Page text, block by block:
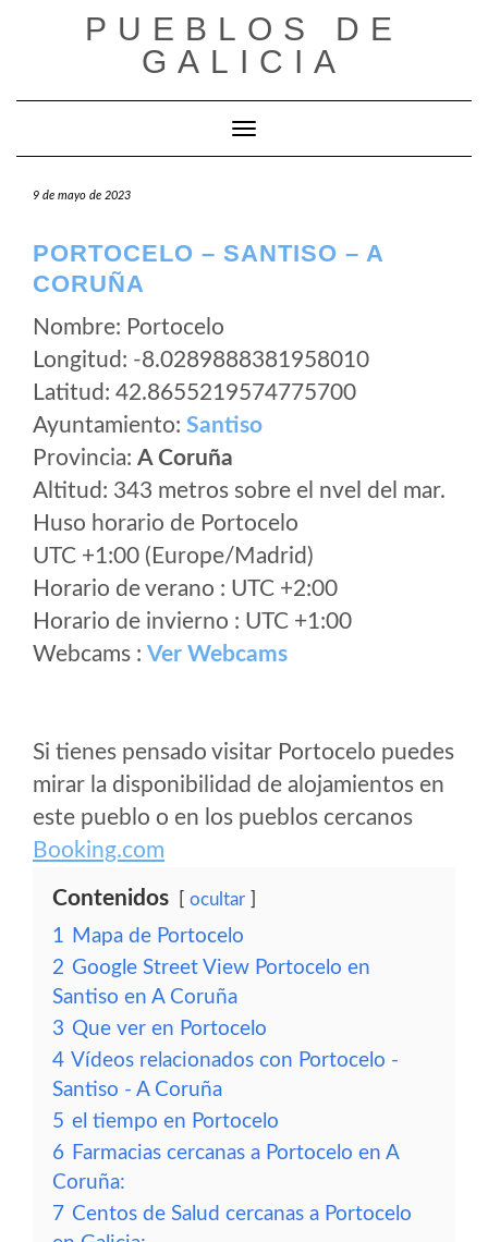
PUEBLOS DE
GALICIA
Cambiar modo de navegación
9 de mayo de 2023
PORTOCELO – SANTISO – A
CORUÑA
Nombre: Portocelo
Longitud: -8.0289888381958010
Latitud: 42.8655219574775700
Ayuntamiento: Santiso
Provincia: A Coruña
Altitud: 343 metros sobre el nvel del mar.
Huso horario de Portocelo
UTC +1:00 (Europe/Madrid)
Horario de verano : UTC +2:00
Horario de invierno : UTC +1:00
Webcams : Ver Webcams
Si tienes pensado visitar Portocelo puedes
mirar la disponibilidad de alojamientos en
este pueblo o en los pueblos cercanos
Booking.com
Contenidos ocultar
1 Mapa de Portocelo
2 Google Street View Portocelo en
Santiso en A Coruña
3 Que ver en Portocelo
4 Vídeos relacionados con Portocelo -
Santiso - A Coruña
5 el tiempo en Portocelo
6 Farmacias cercanas a Portocelo en A
Coruña:
7 Centos de Salud cercanas a Portocelo